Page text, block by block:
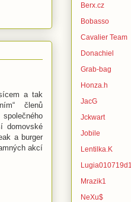
a tak
členů
domovské
a burger
akcí
Berx.cz
Bobasso
Cavalier Team
Donachiel
Grab-bag
Honza.h
JacG
Jckwart
Jobile
Lentilka.K
Lugia010719d1
Mrazik1
NeXu$